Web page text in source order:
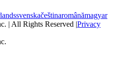
svenskačeštinaromânămagyar
| All Rights Reserved |Privacy